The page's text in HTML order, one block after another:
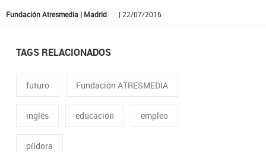
Fundación Atresmedia | Madrid | 22/07/2016
TAGS RELACIONADOS
futuro Fundación ATRESMEDIA
inglés educación empleo
píldora